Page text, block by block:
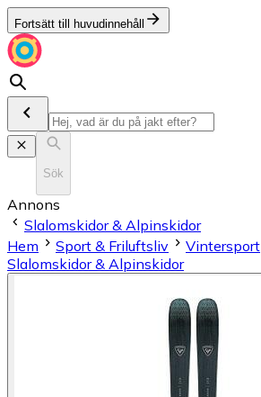
Fortsätt till huvudinnehåll
Sök
Annons
Slalomskidor & Alpinskidor
Hem
Sport & Friluftsliv Vintersport
Slalomskidor & Alpinskidor